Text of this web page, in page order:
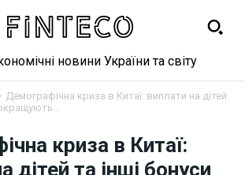
новини України та світу
Демографічна криза в Китаї: виплати на дітей
криза в Китаї:
дітей та інші бонуси